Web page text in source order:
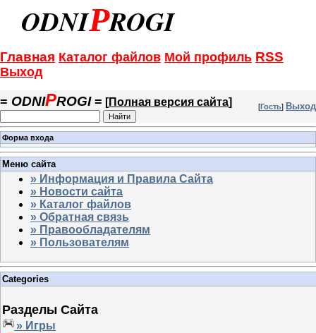
ODNIPROGI
Главная Каталог файлов Мой профиль RSS
Выход
= ODNIPROGI= [Полная версия сайта] [Гость] Выход
Форма входа
Меню сайта
» Информация и Правила Сайта
» Новости сайта
» Каталог файлов
» Обратная связь
» Правообладателям
» Пользователям
Categories
Разделы Сайта
» Игры